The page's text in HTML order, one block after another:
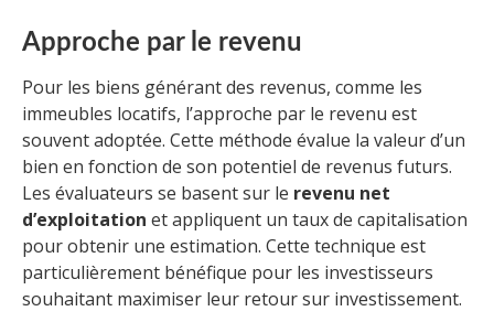
Approche par le revenu
Pour les biens générant des revenus, comme les
immeubles locatifs, l’approche par le revenu est
souvent adoptée. Cette méthode évalue la valeur d’un
bien en fonction de son potentiel de revenus futurs.
Les évaluateurs se basent sur le revenu net
d’exploitation et appliquent un taux de capitalisation
pour obtenir une estimation. Cette technique est
particulièrement bénéfique pour les investisseurs
souhaitant maximiser leur retour sur investissement.